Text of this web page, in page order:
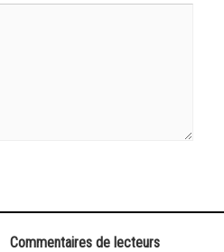
Commentaires de lecteurs